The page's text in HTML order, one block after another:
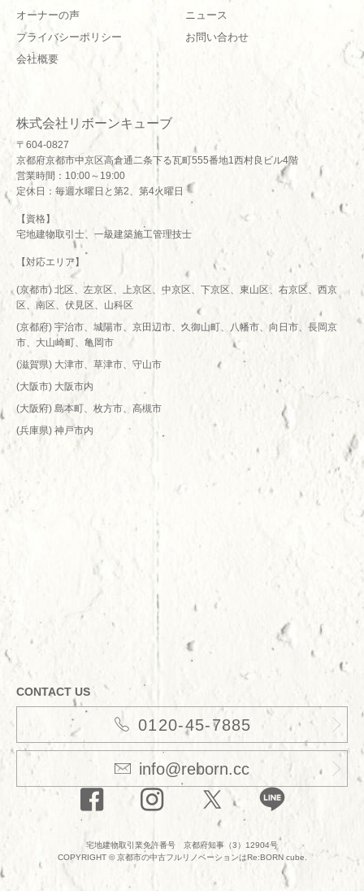
オーナーの声
ニュース
プライバシーポリシー
お問い合わせ
会社概要
株式会社リボーンキューブ
〒604-0827
京都府京都市中京区高倉通二条下る瓦町555番地1西村良ビル4階
営業時間：10:00～19:00
定休日：毎週水曜日と第2、第4火曜日
【資格】
宅地建物取引士、一級建築施工管理技士
【対応エリア】
(京都市) 北区、左京区、上京区、中京区、下京区、東山区、右京区、西京
区、南区、伏見区、山科区
(京都府) 宇治市、城陽市、京田辺市、久御山町、八幡市、向日市、長岡京
市、大山崎町、亀岡市
(滋賀県) 大津市、草津市、守山市
(大阪市) 大阪市内
(大阪府) 島本町、枚方市、高槻市
(兵庫県) 神戸市内
CONTACT US
0120-45-7885
info@reborn.cc
宅地建物取引業免許番号 京都府知事（3）12904号
COPYRIGHT ©京都市の中古フルリノベーションはRe:BORN cube.